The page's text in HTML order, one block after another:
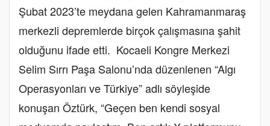
Şubat 2023’te meydana gelen Kahramanmaraş
merkezli depremlerde birçok çalışmasına şahit
olduğunu ifade etti. Kocaeli Kongre Merkezi
Selim Sırrı Paşa Salonu’nda düzenlenen “Algı
Operasyonları ve Türkiye” adlı söyleşide
konuşan Öztürk, “Geçen ben kendi sosyal